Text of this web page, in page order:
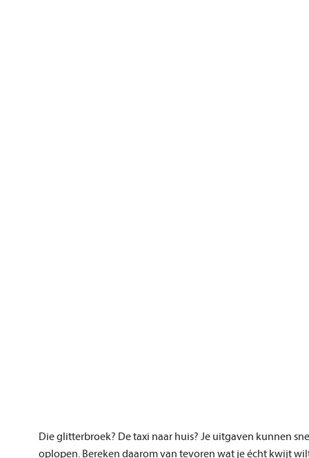
Die glitterbroek? De taxi naar huis? Je uitgaven kunnen
oplopen. Bereken daarom van tevoren wat je écht kwijt